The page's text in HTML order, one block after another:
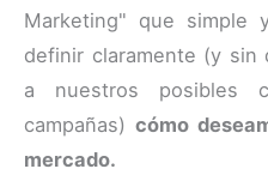
Marketing" que simple
definir claramente (y sin
a nuestros posibles
campañas)cómo
mercado.